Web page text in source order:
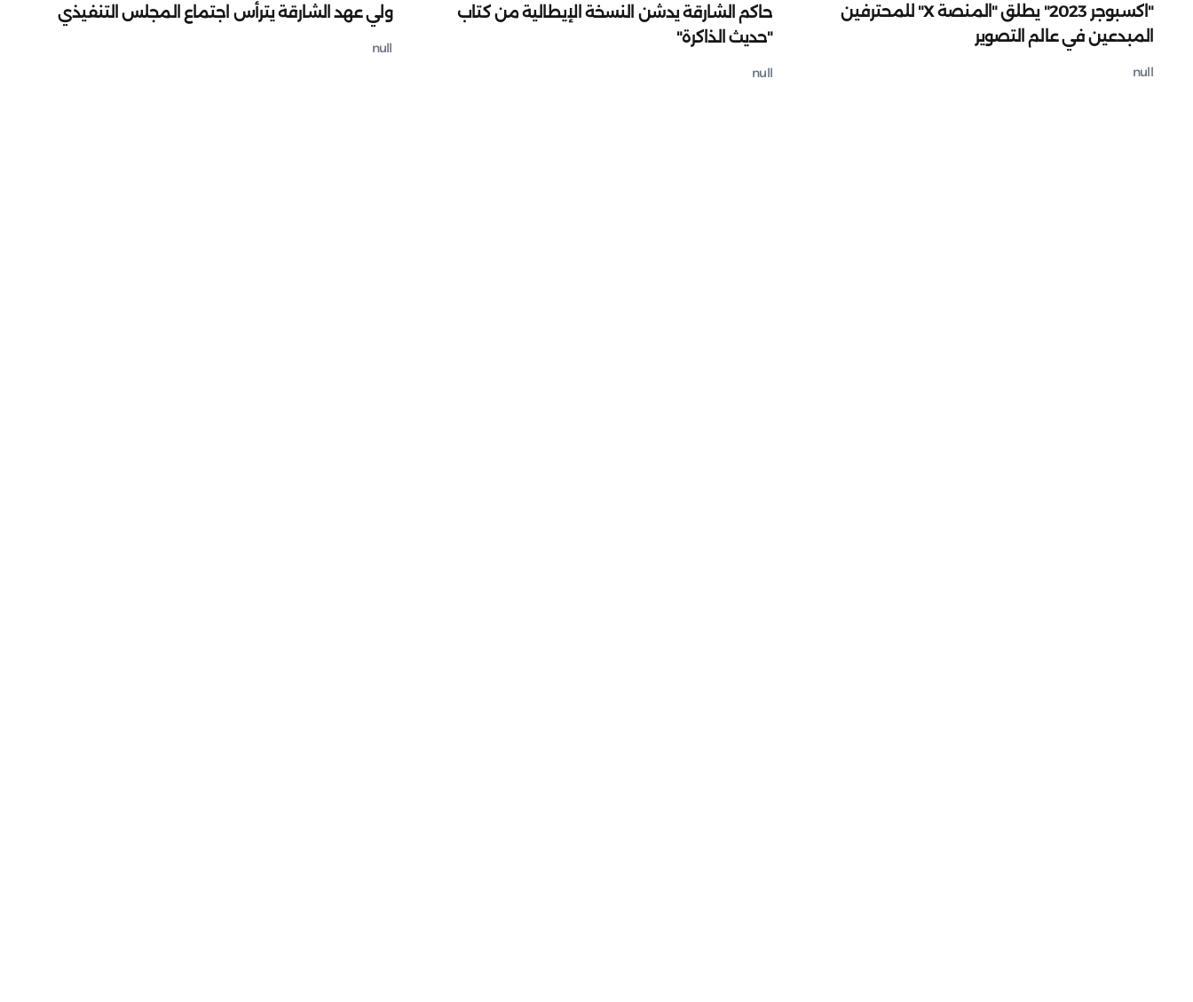
"اكسبوجر 2023" يطلق "المنصة X" للمحترفين
المبدعين في عالم التصوير
null
حاكم الشارقة يدشن النسخة الإيطالية من كتاب
"حديث الذاكرة"
null
ولي عهد الشارقة يترأس اجتماع المجلس التنفيذي
null